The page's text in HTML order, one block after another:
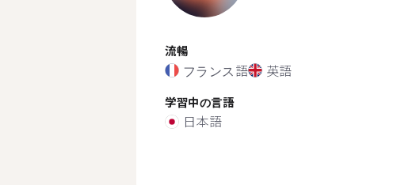
流暢
フランス語 英語
学習中の言語
日本語